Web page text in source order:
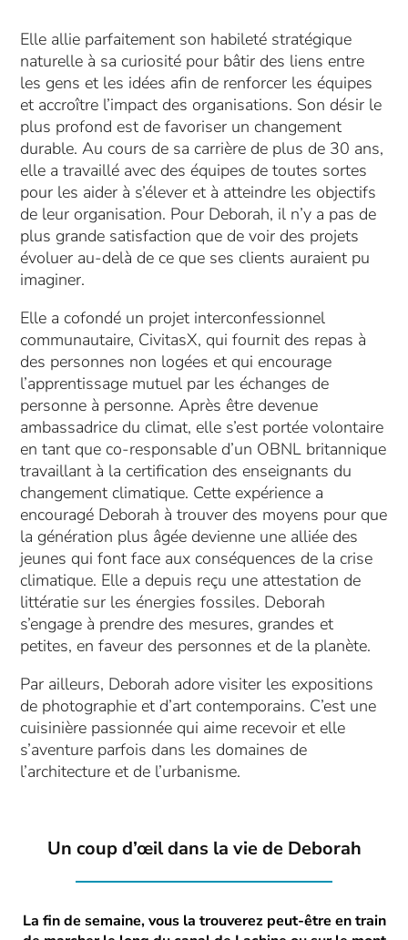
Elle allie parfaitement son habileté stratégique
naturelle à sa curiosité pour bâtir des liens entre
les gens et les idées afin de renforcer les équipes
et accroître l’impact des organisations. Son désir le
plus profond est de favoriser un changement
durable. Au cours de sa carrière de plus de 30 ans,
elle a travaillé avec des équipes de toutes sortes
pour les aider à s’élever et à atteindre les objectifs
de leur organisation. Pour Deborah, il n’y a pas de
plus grande satisfaction que de voir des projets
évoluer au-delà de ce que ses clients auraient pu
imaginer.
Elle a cofondé un projet interconfessionnel
communautaire, CivitasX, qui fournit des repas à
des personnes non logées et qui encourage
l’apprentissage mutuel par les échanges de
personne à personne. Après être devenue
ambassadrice du climat, elle s’est portée volontaire
en tant que co-responsable d’un OBNL britannique
travaillant à la certification des enseignants du
changement climatique. Cette expérience a
encouragé Deborah à trouver des moyens pour que
la génération plus âgée devienne une alliée des
jeunes qui font face aux conséquences de la crise
climatique. Elle a depuis reçu une attestation de
littératie sur les énergies fossiles. Deborah
s’engage à prendre des mesures, grandes et
petites, en faveur des personnes et de la planète.
Par ailleurs, Deborah adore visiter les expositions
de photographie et d’art contemporains. C’est une
cuisinière passionnée qui aime recevoir et elle
s’aventure parfois dans les domaines de
l’architecture et de l’urbanisme.
Un coup d’œil dans la vie de Deborah
La fin de semaine, vous la trouverez peut-être en train